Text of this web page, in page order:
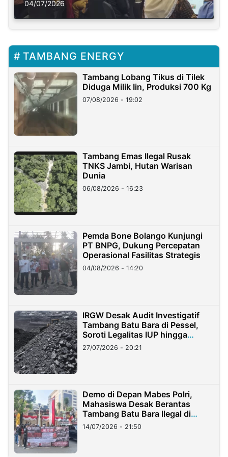
Solusi Krisis Iklim
04/07/2026
TAMBANG ENERGY
Tambang Lobang Tikus di Tilek
Diduga Milik Iin, Produksi 700 Kg
07/08/2026 - 19:02
Tambang Emas Ilegal Rusak
TNKS Jambi, Hutan Warisan
Dunia
06/08/2026 - 16:23
Pemda Bone Bolango Kunjungi
PT BNPG, Dukung Percepatan
Operasional Fasilitas Strategis
04/08/2026 - 14:20
IRGW Desak Audit Investigatif
Tambang Batu Bara di Pessel,
Soroti Legalitas IUP hingga
Stockpile
27/07/2026 - 20:21
Demo di Depan Mabes Polri,
Mahasiswa Desak Berantas
Tambang Batu Bara Ilegal di
Lampung
14/07/2026 - 21:50